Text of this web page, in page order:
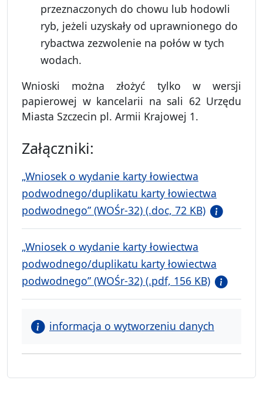
przeznaczonych do chowu lub hodowli
ryb, jeżeli uzyskały od uprawnionego do
rybactwa zezwolenie na połów w tych
wodach.
Wnioski można złożyć tylko w wersji
papierowej w kancelarii na sali 62 Urzędu
Miasta Szczecin pl. Armii Krajowej 1.
Załączniki:
„Wniosek o wydanie karty łowiectwa
podwodnego/duplikatu karty łowiectwa
podwodnego” (WOŚr-32) (.doc, 72 KB)
„Wniosek o wydanie karty łowiectwa
podwodnego/duplikatu karty łowiectwa
podwodnego” (WOŚr-32) (.pdf, 156 KB)
informacja o wytworzeniu danych